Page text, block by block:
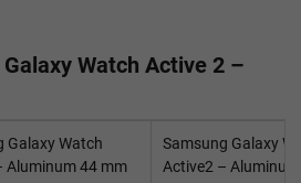
Watch Active 2 –
Galaxy Watch
Aluminum 44 mm
Samsung Galaxy
Active2 –